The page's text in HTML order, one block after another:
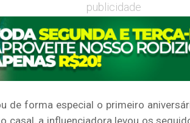
publicidade
de forma especial o primeiro